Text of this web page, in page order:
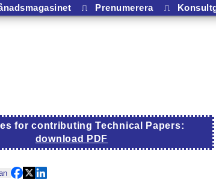
⎍ Prenumerera ⎍
for contributing Technical Papers:
download PDF